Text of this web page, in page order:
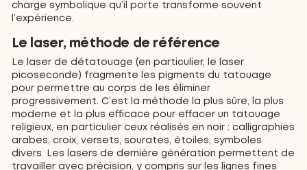
charge symbolique qu’il porte transforme souvent
l’expérience.
Le laser, méthode de référence
Le laser de détatouage (en particulier, le laser
picoseconde) fragmente les pigments du tatouage
pour permettre au corps de les éliminer
progressivement. C’est la méthode la plus sûre, la plus
moderne et la plus efficace pour effacer un tatouage
religieux, en particulier ceux réalisés en noir : calligraphies
arabes, croix, versets, sourates, étoiles, symboles
divers. Les lasers de dernière génération permettent de
travailler avec précision, y compris sur les lignes fines